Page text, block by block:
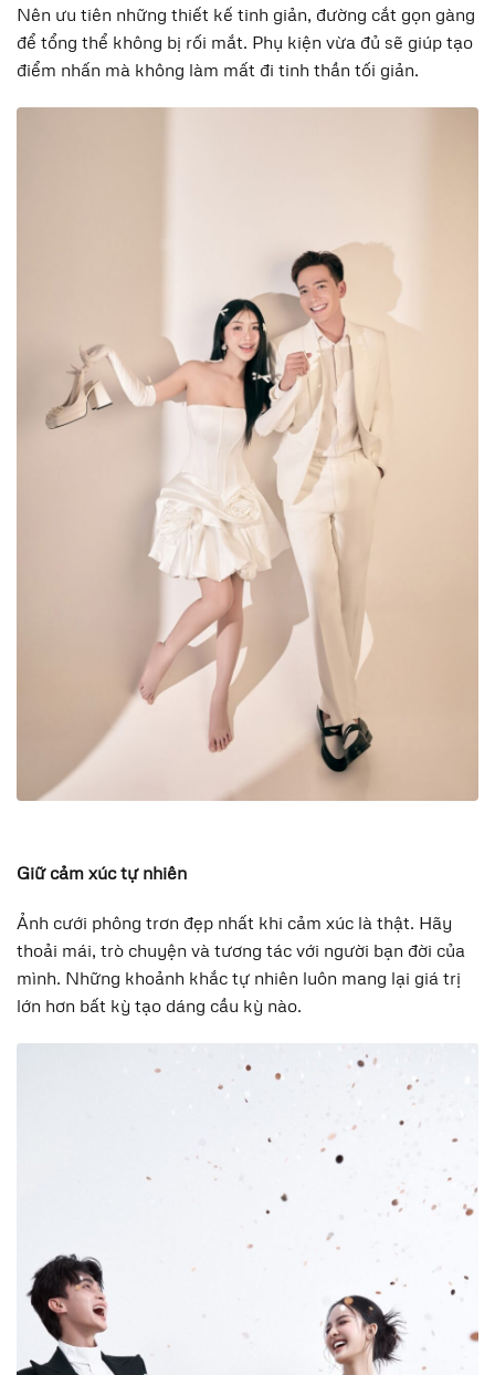
Nên ưu tiên những thiết kế tinh giản, đường cắt gọn gàng
để tổng thể không bị rối mắt. Phụ kiện vừa đủ sẽ giúp tạo
điểm nhấn mà không làm mất đi tinh thần tối giản.
Giữ cảm xúc tự nhiên
Ảnh cưới phông trơn đẹp nhất khi cảm xúc là thật. Hãy
thoải mái, trò chuyện và tương tác với người bạn đời của
mình. Những khoảnh khắc tự nhiên luôn mang lại giá trị
lớn hơn bất kỳ tạo dáng cầu kỳ nào.